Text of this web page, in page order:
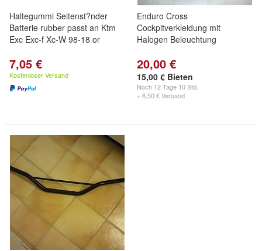
Haltegummi Seitenst?nder
Batterie rubber passt an Ktm
Exc Exc-f Xc-W 98-18 or
7,05 €
Kostenloser Versand
Enduro Cross
Cockpitverkleidung mit
Halogen Beleuchtung
20,00 €
15,00 € Bieten
Noch 12 Tage 10 Std.
+ 6,50 € Versand